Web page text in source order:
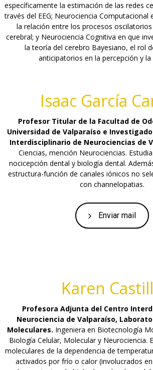
específicamente la estimación de las redes
través del EEG; Neurociencia Computacional
la relación entre los procesos
cerebral; y Neurociencia Cognitiva en que
la teoría del cerebro Bayesiano, el rol
anticipatorios en la percepción y la
Isaac García
Profesor Titular de la Facultad de
Universidad de Valparaíso e
Interdisciplinario de Neurociencias de
Ciencias, mención Neurociencias.
nocicepción dental y biología dental.
estructura-función de canales iónicos no
con channelopatias.
Enviar mail
Karen
Profesora Adjunta del Centro
Neurociencia de Valparaíso,
Moleculares. Ingeniera en Biotecnología
Biología Celular, Molecular y Neurociencia.
moleculares de la dependencia de
activados por frío o calor (involucrados